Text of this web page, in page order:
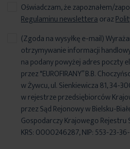
Oświadczam, że zapoznałem/
Regulaminu newsletteraoraz
(Zgoda na wysyłkę e-mail)
otrzymywanie informacji
na podany powyżej adres poczty
przez "EUROFIRANY” B.B.
w Żywcu, ul. Sienkiewicza 81, 34-
w rejestrze przedsiębiorców
przez Sąd Rejonowy w Bielsku-
Gospodarczy Krajowego
KRS: 0000246287, NIP: 553-23-